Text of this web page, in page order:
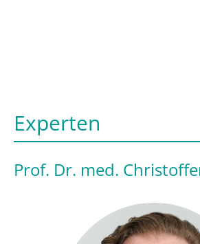
Experten
Prof. Dr. med.